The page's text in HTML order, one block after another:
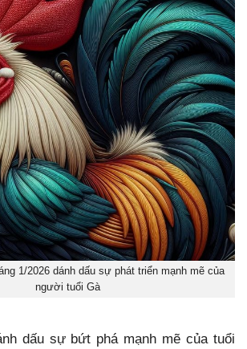
1/2026 dánh dấu sự phát triển mạnh mẽ của
người tuổi Gà
dấu sự bứt phá mạnh mẽ của tuổi